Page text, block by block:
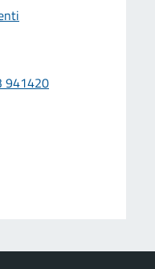
941420